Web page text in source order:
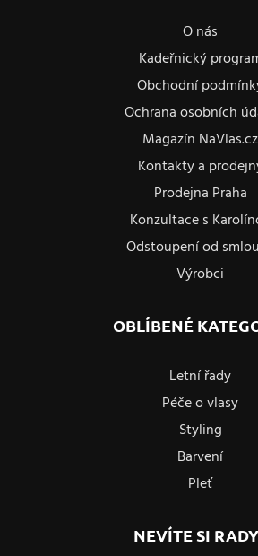
O nás
Kadeřnický
Obchodní
Ochrana osobních
Magazín NaVlas.cz
Kontakty a
Prodejna Praha
Konzultace s
Odstoupení od
Výrobci
OBLÍBENÉ
Letní řady
Péče o vlasy
Styling
Barvení
Pleť
NEVÍTE SI